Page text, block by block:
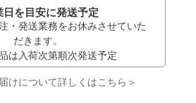
日を目安に発送予定
・発送業務をお休みさせていた
だきます。
は入荷次第順次発送予定
けについて詳しくはこちら＞